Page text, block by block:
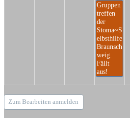
Gruppen
treffen
der
Stoma~S
elbsthilfe
Braunsch
weig.
Fällt
aus!
Zum Bearbeiten anmelden